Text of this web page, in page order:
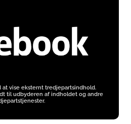
at vise eksternt tredjepartsindhold.
til udbyderen af indholdet og andre